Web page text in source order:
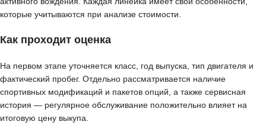
которые учитываются при анализе стоимости.
Как проходит оценка
На первом этапе уточняется класс, год выпуска, тип двигателя и
фактический пробег. Отдельно рассматривается наличие
спортивных модификаций и пакетов опций, а также сервисная
история — регулярное обслуживание положительно влияет на
итоговую цену выкупа.